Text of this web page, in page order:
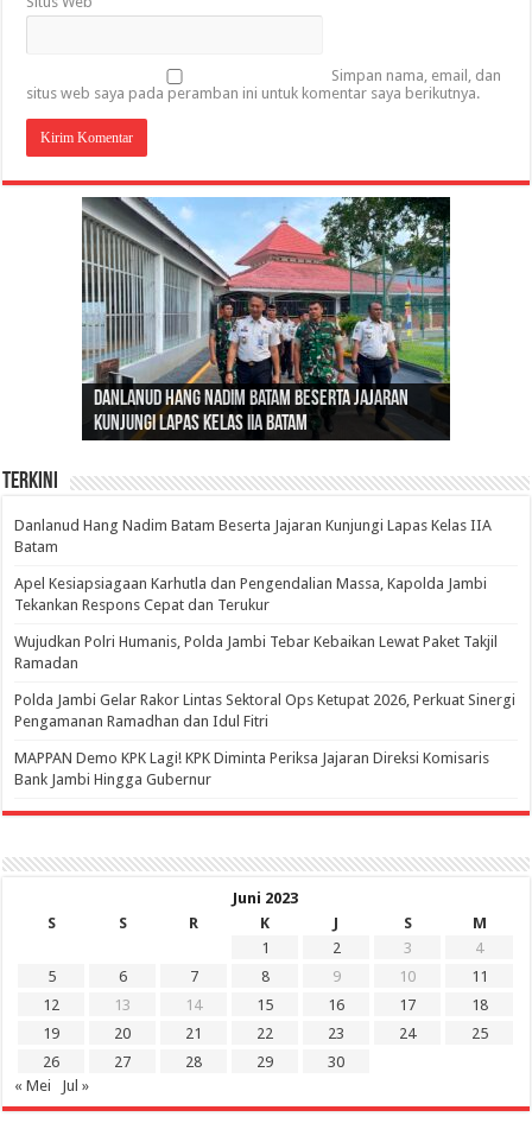
Simpan nama, email, dan
situs web saya pada peramban ini untuk komentar saya berikutnya.
Danlanud Hang Nadim Batam Beserta Jajaran
Kunjungi Lapas Kelas IIA Batam
Silaturahmi dan Reses Komite I DPD RI di Polda
Jambi Bahas Sinergitas Penanganan Narkotika
Gubernur Al Haris: Lomba Cerdas Cermat Sarana
Edukasi Pembentukan Karakter Generasi
Penerus
Gubernur Al Haris Dorong Koperasi Merah Putih
Cepat Beroperasi Agar Bisa Layani Masyarakat
Penuhi Kebutuhannya
Sosok Fenomenal yang Menggetarkan
Nusantara: Ratu Wangsa, Wanita Berkelas
dengan Pengaruh Internasional
Terkini
Danlanud Hang Nadim Batam Beserta Jajaran Kunjungi Lapas Kelas IIA
Batam
Apel Kesiapsiagaan Karhutla dan Pengendalian Massa, Kapolda Jambi
Tekankan Respons Cepat dan Terukur
Wujudkan Polri Humanis, Polda Jambi Tebar Kebaikan Lewat Paket Takjil
Ramadan
Polda Jambi Gelar Rakor Lintas Sektoral Ops Ketupat 2026, Perkuat Sinergi
Pengamanan Ramadhan dan Idul Fitri
‎MAPPAN Demo KPK Lagi! KPK Diminta Periksa Jajaran Direksi Komisaris
Bank Jambi Hingga Gubernur ‎
Juni 2023
S
S R K J S
M
1
2 3
4
5
6 7 8 9 10
11
12
13 14 15 16 17
18
19
20 21 22 23 24
25
26
27 28 29
30
« Mei
Jul »